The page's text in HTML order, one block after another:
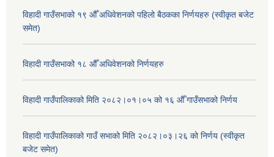
विहादी गाउँसभाको १९ औँ अधिवेशनको पहिलो बैठकका निर्णयहरु (स्वीकृत बजेट
समेत)
विहादी गाउँसभाको १८ औँ अधिवेशनको निर्णयहरु
विहादी गाउँपालिकाको मिति २०८२।०१।०५ को १६ औँ गाउँसभाको निर्णय
विहादी गाउँपालिकाको गाउँ सभाको मिति २०८२।०३।२६ को निर्णय (स्वीकृत
बजेट समेत)